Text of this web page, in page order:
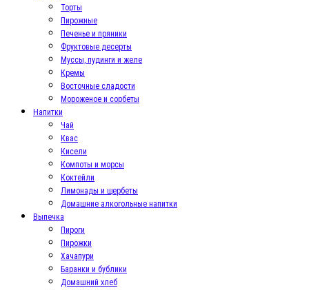
Торты
Пирожные
Печенье и пряники
Фруктовые десерты
Муссы, пудинги и желе
Кремы
Восточные сладости
Мороженое и сорбеты
Напитки
Чай
Квас
Кисели
Компоты и морсы
Коктейли
Лимонады и щербеты
Домашние алкогольные напитки
Выпечка
Пироги
Пирожки
Хачапури
Баранки и бублики
Домашний хлеб